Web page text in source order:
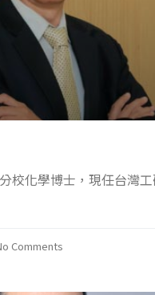
校化學博士，現任台灣
Comments